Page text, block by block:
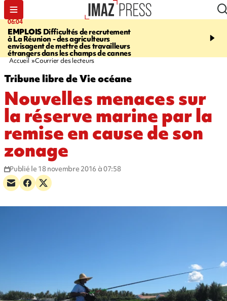
06:04
EMPLOIS Difficultés de recrutement
à La Réunion - des agriculteurs
envisagent de mettre des travailleurs
étrangers dans les champs de cannes
09:10
en panne sur la RN2,
Accueil Courrier des lecteurs
Tribune libre de Vie océane
Nouvelles menaces sur
la réserve marine par la
remise en cause de son
zonage
Publié le 18 novembre 2016 à 07:58